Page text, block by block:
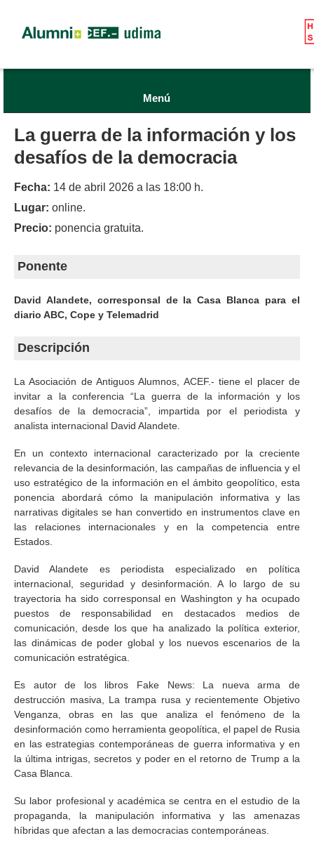
Menú
La guerra de la información y los
desafíos de la democracia
Fecha: 14 de abril 2026 a las 18:00 h.
Lugar: online.
Precio: ponencia gratuita.
Ponente
David Alandete, corresponsal de la Casa Blanca para el
diario ABC, Cope y Telemadrid
Descripción
La Asociación de Antiguos Alumnos, ACEF.- tiene el placer de
invitar a la conferencia “La guerra de la información y los
desafíos de la democracia”, impartida por el periodista y
analista internacional David Alandete.
En un contexto internacional caracterizado por la creciente
relevancia de la desinformación, las campañas de influencia y el
uso estratégico de la información en el ámbito geopolítico, esta
ponencia abordará cómo la manipulación informativa y las
narrativas digitales se han convertido en instrumentos clave en
las relaciones internacionales y en la competencia entre
Estados.
David Alandete es periodista especializado en política
internacional, seguridad y desinformación. A lo largo de su
trayectoria ha sido corresponsal en Washington y ha ocupado
puestos de responsabilidad en destacados medios de
comunicación, desde los que ha analizado la política exterior,
las dinámicas de poder global y los nuevos escenarios de la
comunicación estratégica.
Es autor de los libros Fake News: La nueva arma de
destrucción masiva, La trampa rusa y recientemente Objetivo
Venganza, obras en las que analiza el fenómeno de la
desinformación como herramienta geopolítica, el papel de Rusia
en las estrategias contemporáneas de guerra informativa y en
la última intrigas, secretos y poder en el retorno de Trump a la
Casa Blanca.
Su labor profesional y académica se centra en el estudio de la
propaganda, la manipulación informativa y las amenazas
híbridas que afectan a las democracias contemporáneas.